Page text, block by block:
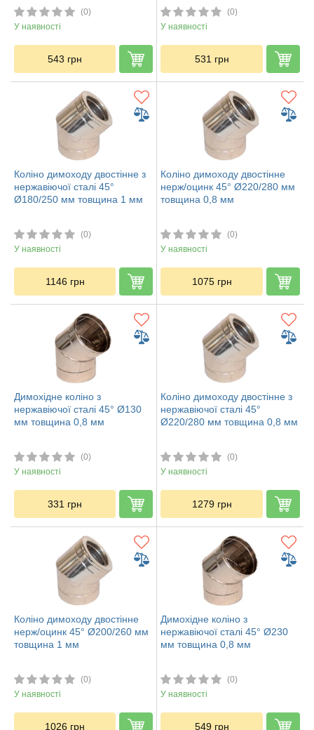
(0)
У наявності
543 грн
(0)
У наявності
531 грн
Коліно димоходу двостінне з
нержавіючої сталі 45°
Ø180/250 мм товщина 1 мм
(0)
У наявності
1146 грн
Коліно димоходу двостінне
нерж/оцинк 45° Ø220/280 мм
товщина 0,8 мм
(0)
У наявності
1075 грн
Димохідне коліно з
нержавіючої сталі 45° Ø130
мм товщина 0,8 мм
(0)
У наявності
331 грн
Коліно димоходу двостінне з
нержавіючої сталі 45°
Ø220/280 мм товщина 0,8 мм
(0)
У наявності
1279 грн
Коліно димоходу двостінне
нерж/оцинк 45° Ø200/260 мм
товщина 1 мм
(0)
У наявності
1026 грн
Димохідне коліно з
нержавіючої сталі 45° Ø230
мм товщина 0,8 мм
(0)
У наявності
549 грн